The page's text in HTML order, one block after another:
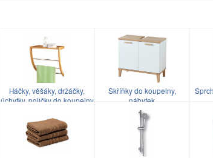
Háčky, věšáky, držáčky,
úchytky, poličky do koupelny
Skříňky do koupelny,
nábytek